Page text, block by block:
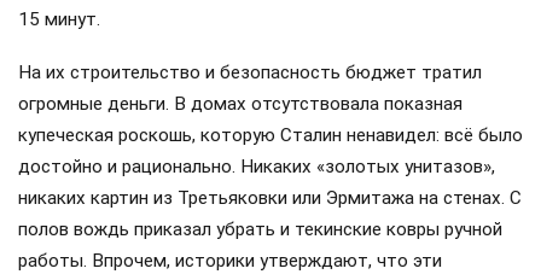
15 минут.
На их строительство и безопасность бюджет тратил
огромные деньги. В домах отсутствовала показная
купеческая роскошь, которую Сталин ненавидел: всё было
достойно и рационально. Никаких «золотых унитазов»,
никаких картин из Третьяковки или Эрмитажа на стенах. С
полов вождь приказал убрать и текинские ковры ручной
работы. Впрочем, историки утверждают, что эти